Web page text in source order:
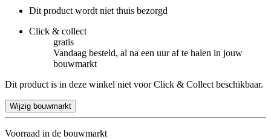
Dit product wordt niet thuis bezorgd
Click & collect
gratis
Vandaag besteld, al na een uur af te halen in jouw
bouwmarkt
Dit product is in deze winkel niet voor Click & Collect beschikbaar.
Wijzig bouwmarkt
Voorraad in de bouwmarkt